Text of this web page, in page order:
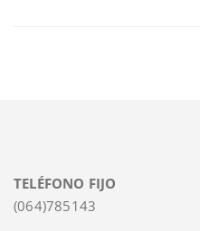
TELÉFONO FIJO
(064)785143